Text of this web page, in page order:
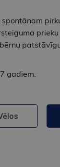
gadiem.